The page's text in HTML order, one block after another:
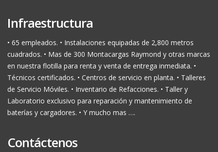
Infraestructura
• 65 empleados. • Instalaciones equipadas de 2,800 metros
cuadrados. • Mas de 300 Montacargas Raymond y otras marcas
en nuestra flotilla para renta y venta de entrega inmediata. •
Técnicos certificados. • Centros de servicio en planta. • Talleres
de Servicio Móviles. • Inventario de Refacciones. • Taller y
Laboratorio exclusivo para reparación y mantenimiento de
baterías y cargadores. • Y mucho mas ….
Contáctenos